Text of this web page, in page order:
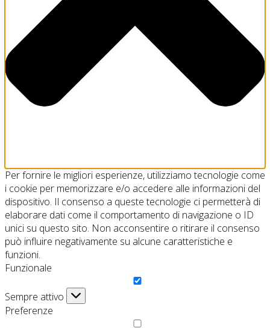
Per fornire le migliori esperienze, utilizziamo tecnologie come
i cookie per memorizzare e/o accedere alle informazioni del
dispositivo. Il consenso a queste tecnologie ci permetterà di
elaborare dati come il comportamento di navigazione o ID
unici su questo sito. Non acconsentire o ritirare il consenso
può influire negativamente su alcune caratteristiche e
funzioni.
Funzionale
Funzionale
Sempre attivo
Preferenze